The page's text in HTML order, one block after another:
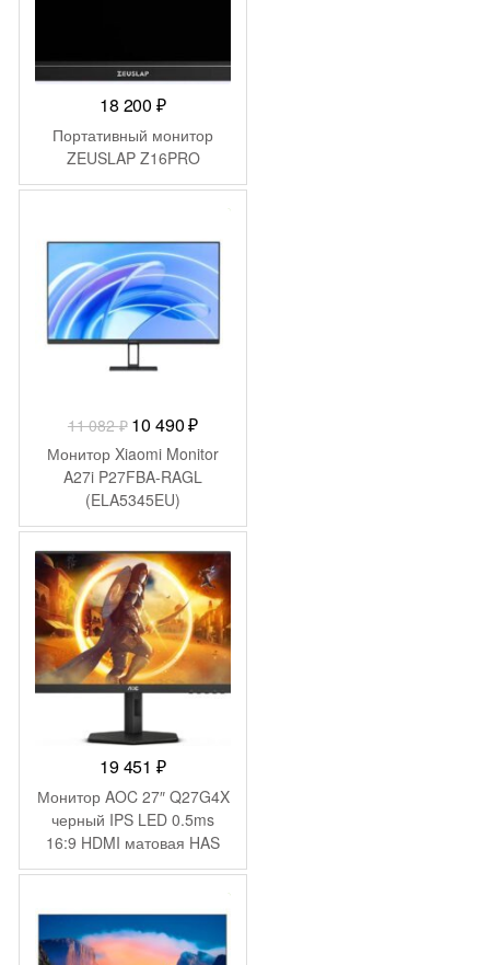
18 200₽
Портативный монитор
ZEUSLAP Z16PRO
11 082₽ Первоначальная
цена
составляла
11
082 ₽.
10 490₽Текущая
цена:
10
Монитор Xiaomi Monitor
A27i P27FBA-RAGL
(ELA5345EU)
19 451₽
Монитор AOC 27″ Q27G4X
черный IPS LED 0.5ms
16:9 HDMI матовая HAS
Piv 450cd 178гр/178гр
FreeSync Premium DP 2K
5.29кг